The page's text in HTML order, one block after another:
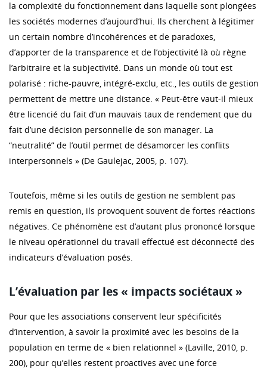
la complexité du fonctionnement dans laquelle sont plongées
les sociétés modernes d’aujourd’hui. Ils cherchent à légitimer
un certain nombre d’incohérences et de paradoxes,
d’apporter de la transparence et de l’objectivité là où règne
l’arbitraire et la subjectivité. Dans un monde où tout est
polarisé : riche-pauvre, intégré-exclu, etc., les outils de gestion
permettent de mettre une distance. « Peut-être vaut-il mieux
être licencié du fait d’un mauvais taux de rendement que du
fait d’une décision personnelle de son manager. La
“neutralité” de l’outil permet de désamorcer les conflits
interpersonnels » (De Gaulejac, 2005, p. 107).
Toutefois, même si les outils de gestion ne semblent pas
remis en question, ils provoquent souvent de fortes réactions
négatives. Ce phénomène est d’autant plus prononcé lorsque
le niveau opérationnel du travail effectué est déconnecté des
indicateurs d’évaluation posés.
L’évaluation par les « impacts sociétaux »
Pour que les associations conservent leur spécificités
d’intervention, à savoir la proximité avec les besoins de la
population en terme de « bien relationnel » (Laville, 2010, p.
200), pour qu’elles restent proactives avec une force